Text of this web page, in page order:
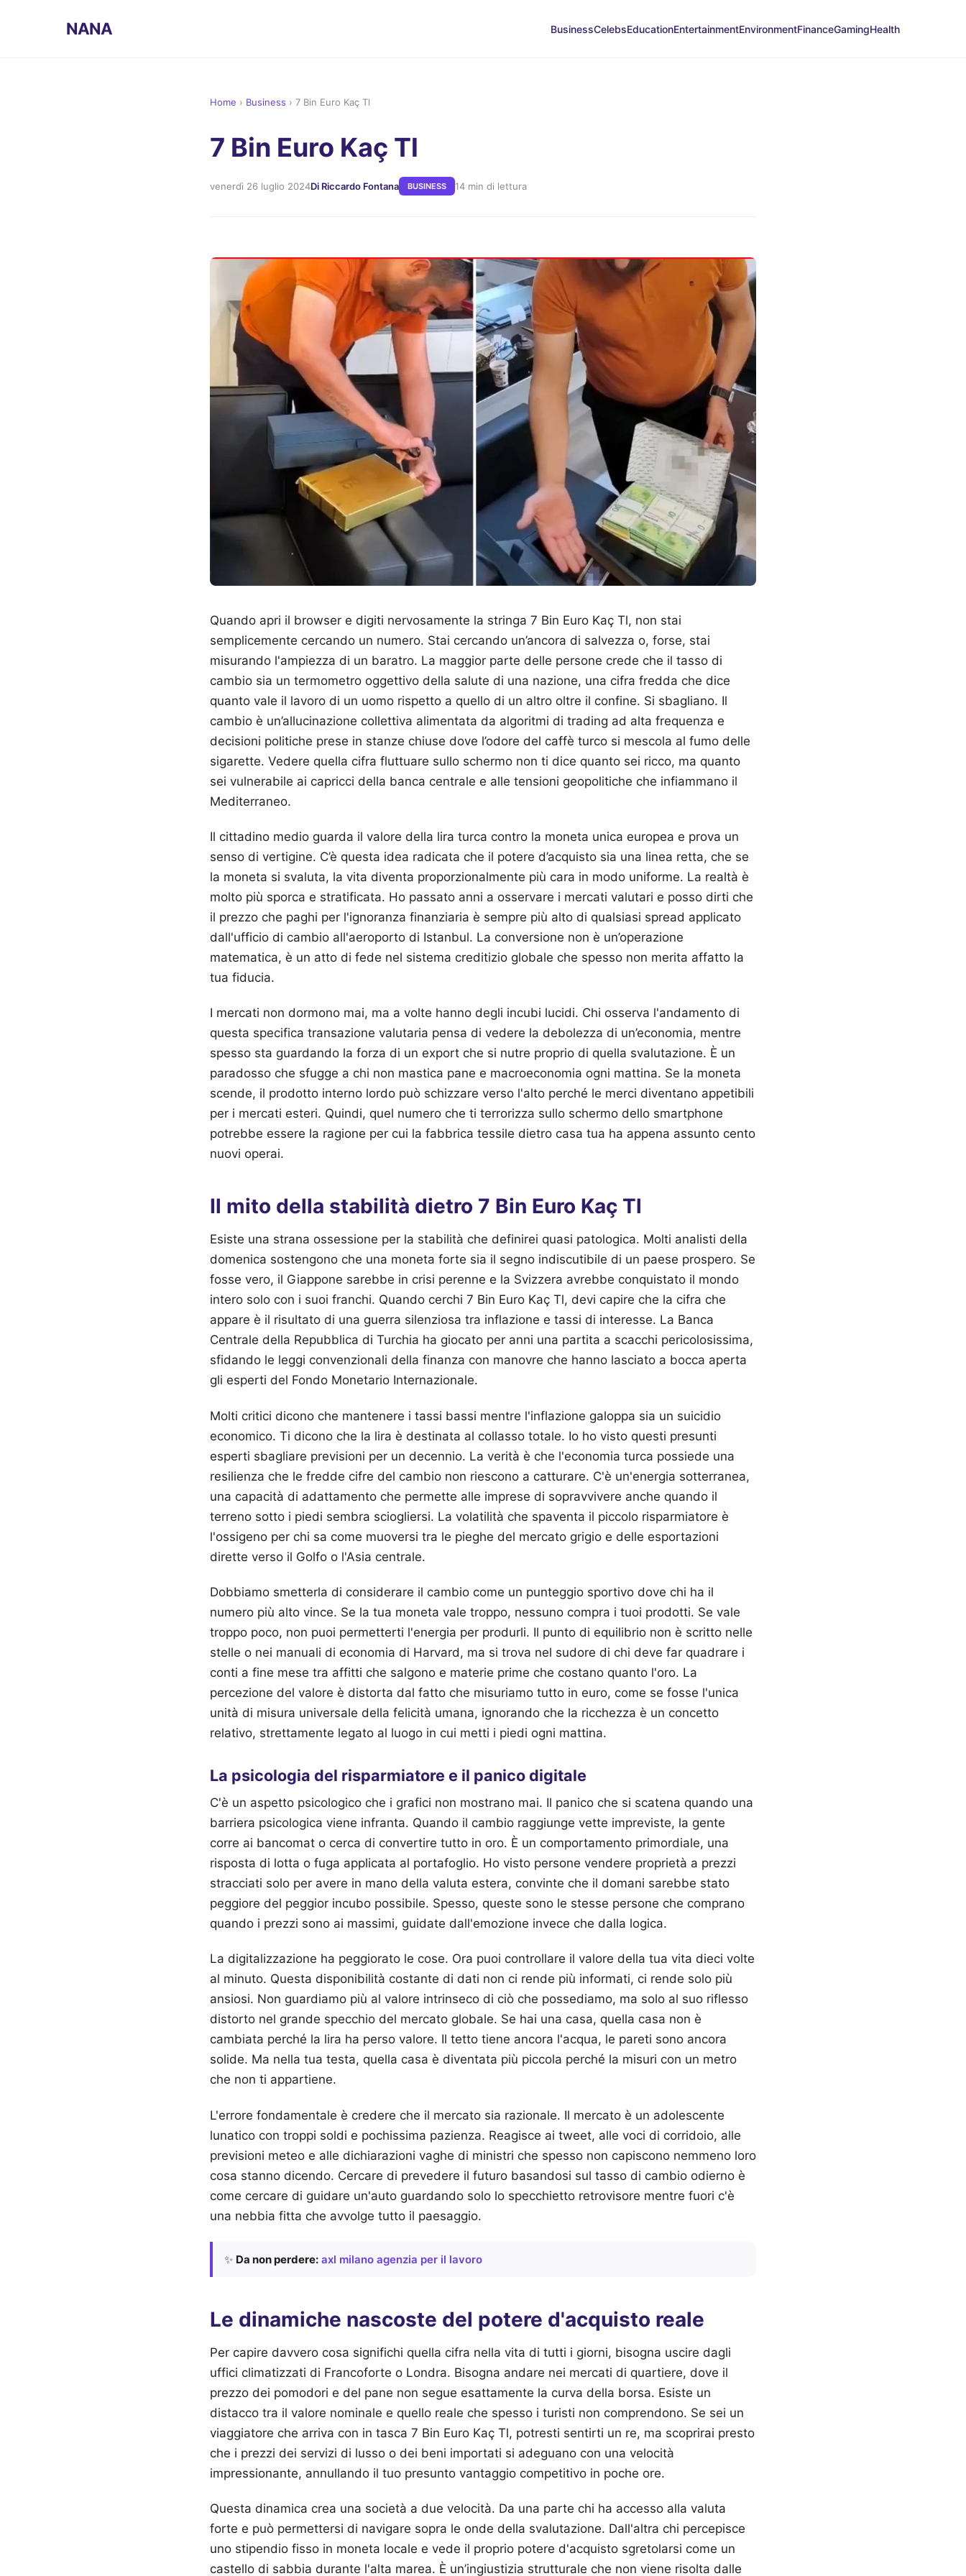
NANA BusinessCelebsEducationEntertainmentEnvironmentFinanceGamingHealth
Home › Business › 7 Bin Euro Kaç Tl
7 Bin Euro Kaç Tl
venerdì 26 luglio 2024Di Riccardo Fontana BUSINESS 14 min di lettura
Quando apri il browser e digiti nervosamente la stringa 7 Bin Euro Kaç Tl, non stai
semplicemente cercando un numero. Stai cercando un’ancora di salvezza o, forse, stai
misurando l'ampiezza di un baratro. La maggior parte delle persone crede che il tasso di
cambio sia un termometro oggettivo della salute di una nazione, una cifra fredda che dice
quanto vale il lavoro di un uomo rispetto a quello di un altro oltre il confine. Si sbagliano. Il
cambio è un’allucinazione collettiva alimentata da algoritmi di trading ad alta frequenza e
decisioni politiche prese in stanze chiuse dove l’odore del caffè turco si mescola al fumo delle
sigarette. Vedere quella cifra fluttuare sullo schermo non ti dice quanto sei ricco, ma quanto
sei vulnerabile ai capricci della banca centrale e alle tensioni geopolitiche che infiammano il
Mediterraneo.
Il cittadino medio guarda il valore della lira turca contro la moneta unica europea e prova un
senso di vertigine. C’è questa idea radicata che il potere d’acquisto sia una linea retta, che se
la moneta si svaluta, la vita diventa proporzionalmente più cara in modo uniforme. La realtà è
molto più sporca e stratificata. Ho passato anni a osservare i mercati valutari e posso dirti che
il prezzo che paghi per l'ignoranza finanziaria è sempre più alto di qualsiasi spread applicato
dall'ufficio di cambio all'aeroporto di Istanbul. La conversione non è un’operazione
matematica, è un atto di fede nel sistema creditizio globale che spesso non merita affatto la
tua fiducia.
I mercati non dormono mai, ma a volte hanno degli incubi lucidi. Chi osserva l'andamento di
questa specifica transazione valutaria pensa di vedere la debolezza di un’economia, mentre
spesso sta guardando la forza di un export che si nutre proprio di quella svalutazione. È un
paradosso che sfugge a chi non mastica pane e macroeconomia ogni mattina. Se la moneta
scende, il prodotto interno lordo può schizzare verso l'alto perché le merci diventano appetibili
per i mercati esteri. Quindi, quel numero che ti terrorizza sullo schermo dello smartphone
potrebbe essere la ragione per cui la fabbrica tessile dietro casa tua ha appena assunto cento
nuovi operai.
Il mito della stabilità dietro 7 Bin Euro Kaç Tl
Esiste una strana ossessione per la stabilità che definirei quasi patologica. Molti analisti della
domenica sostengono che una moneta forte sia il segno indiscutibile di un paese prospero. Se
fosse vero, il Giappone sarebbe in crisi perenne e la Svizzera avrebbe conquistato il mondo
intero solo con i suoi franchi. Quando cerchi 7 Bin Euro Kaç Tl, devi capire che la cifra che
appare è il risultato di una guerra silenziosa tra inflazione e tassi di interesse. La Banca
Centrale della Repubblica di Turchia ha giocato per anni una partita a scacchi pericolosissima,
sfidando le leggi convenzionali della finanza con manovre che hanno lasciato a bocca aperta
gli esperti del Fondo Monetario Internazionale.
Molti critici dicono che mantenere i tassi bassi mentre l'inflazione galoppa sia un suicidio
economico. Ti dicono che la lira è destinata al collasso totale. Io ho visto questi presunti
esperti sbagliare previsioni per un decennio. La verità è che l'economia turca possiede una
resilienza che le fredde cifre del cambio non riescono a catturare. C'è un'energia sotterranea,
una capacità di adattamento che permette alle imprese di sopravvivere anche quando il
terreno sotto i piedi sembra sciogliersi. La volatilità che spaventa il piccolo risparmiatore è
l'ossigeno per chi sa come muoversi tra le pieghe del mercato grigio e delle esportazioni
dirette verso il Golfo o l'Asia centrale.
Dobbiamo smetterla di considerare il cambio come un punteggio sportivo dove chi ha il
numero più alto vince. Se la tua moneta vale troppo, nessuno compra i tuoi prodotti. Se vale
troppo poco, non puoi permetterti l'energia per produrli. Il punto di equilibrio non è scritto nelle
stelle o nei manuali di economia di Harvard, ma si trova nel sudore di chi deve far quadrare i
conti a fine mese tra affitti che salgono e materie prime che costano quanto l'oro. La
percezione del valore è distorta dal fatto che misuriamo tutto in euro, come se fosse l'unica
unità di misura universale della felicità umana, ignorando che la ricchezza è un concetto
relativo, strettamente legato al luogo in cui metti i piedi ogni mattina.
La psicologia del risparmiatore e il panico digitale
C'è un aspetto psicologico che i grafici non mostrano mai. Il panico che si scatena quando una
barriera psicologica viene infranta. Quando il cambio raggiunge vette impreviste, la gente
corre ai bancomat o cerca di convertire tutto in oro. È un comportamento primordiale, una
risposta di lotta o fuga applicata al portafoglio. Ho visto persone vendere proprietà a prezzi
stracciati solo per avere in mano della valuta estera, convinte che il domani sarebbe stato
peggiore del peggior incubo possibile. Spesso, queste sono le stesse persone che comprano
quando i prezzi sono ai massimi, guidate dall'emozione invece che dalla logica.
La digitalizzazione ha peggiorato le cose. Ora puoi controllare il valore della tua vita dieci volte
al minuto. Questa disponibilità costante di dati non ci rende più informati, ci rende solo più
ansiosi. Non guardiamo più al valore intrinseco di ciò che possediamo, ma solo al suo riflesso
distorto nel grande specchio del mercato globale. Se hai una casa, quella casa non è
cambiata perché la lira ha perso valore. Il tetto tiene ancora l'acqua, le pareti sono ancora
solide. Ma nella tua testa, quella casa è diventata più piccola perché la misuri con un metro
che non ti appartiene.
L'errore fondamentale è credere che il mercato sia razionale. Il mercato è un adolescente
lunatico con troppi soldi e pochissima pazienza. Reagisce ai tweet, alle voci di corridoio, alle
previsioni meteo e alle dichiarazioni vaghe di ministri che spesso non capiscono nemmeno loro
cosa stanno dicendo. Cercare di prevedere il futuro basandosi sul tasso di cambio odierno è
come cercare di guidare un'auto guardando solo lo specchietto retrovisore mentre fuori c'è
una nebbia fitta che avvolge tutto il paesaggio.
✨ Da non perdere: axl milano agenzia per il lavoro
Le dinamiche nascoste del potere d'acquisto reale
Per capire davvero cosa significhi quella cifra nella vita di tutti i giorni, bisogna uscire dagli
uffici climatizzati di Francoforte o Londra. Bisogna andare nei mercati di quartiere, dove il
prezzo dei pomodori e del pane non segue esattamente la curva della borsa. Esiste un
distacco tra il valore nominale e quello reale che spesso i turisti non comprendono. Se sei un
viaggiatore che arriva con in tasca 7 Bin Euro Kaç Tl, potresti sentirti un re, ma scoprirai presto
che i prezzi dei servizi di lusso o dei beni importati si adeguano con una velocità
impressionante, annullando il tuo presunto vantaggio competitivo in poche ore.
Questa dinamica crea una società a due velocità. Da una parte chi ha accesso alla valuta
forte e può permettersi di navigare sopra le onde della svalutazione. Dall'altra chi percepisce
uno stipendio fisso in moneta locale e vede il proprio potere d'acquisto sgretolarsi come un
castello di sabbia durante l'alta marea. È un’ingiustizia strutturale che non viene risolta dalle